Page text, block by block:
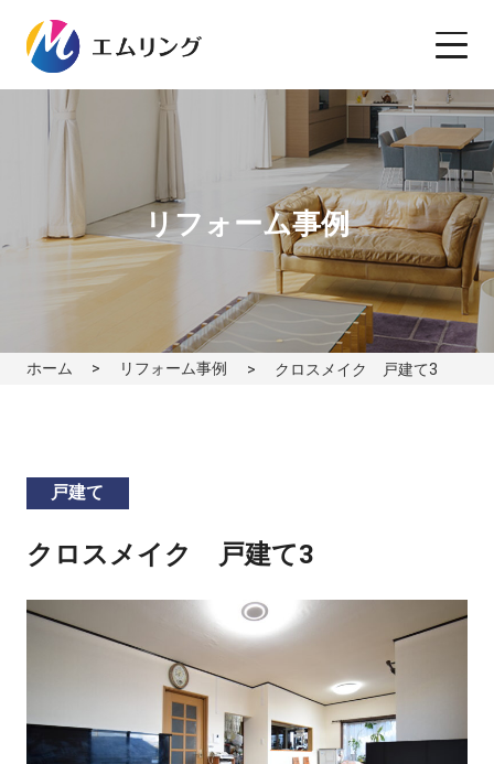
リフォーム事例
ホーム リフォーム事例 クロスメイク 戸建て3
戸建て
クロスメイク 戸建て3